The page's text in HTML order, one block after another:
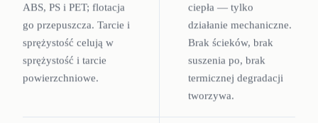
ABS, PS i PET; flotacja
go przepuszcza. Tarcie i
sprężystość celują w
sprężystość i tarcie
powierzchniowe.
ciepła — tylko
działanie mechaniczne.
Brak ścieków, brak
suszenia po, brak
termicznej degradacji
tworzywa.